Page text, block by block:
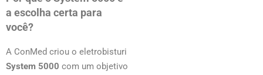
a escolha certa para
você?
A ConMed criou o eletrobisturi
System 5000 com um objetivo